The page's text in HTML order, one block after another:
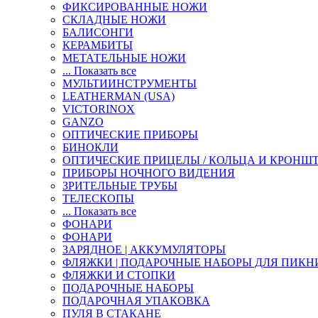
ФИКСИРОВАННЫЕ НОЖИ
СКЛАДНЫЕ НОЖИ
БАЛИСОНГИ
КЕРАМБИТЫ
МЕТАТЕЛЬНЫЕ НОЖИ
... Показать все
МУЛЬТИИНСТРУМЕНТЫ
LEATHERMAN (USA)
VICTORINOX
GANZO
ОПТИЧЕСКИЕ ПРИБОРЫ
БИНОКЛИ
ОПТИЧЕСКИЕ ПРИЦЕЛЫ / КОЛЬЦА И
ПРИБОРЫ НОЧНОГО ВИДЕНИЯ
ЗРИТЕЛЬНЫЕ ТРУБЫ
ТЕЛЕСКОПЫ
... Показать все
ФОНАРИ
ФОНАРИ
ЗАРЯДНОЕ | АККУМУЛЯТОРЫ
ФЛЯЖКИ | ПОДАРОЧНЫЕ НАБОРЫ ДЛЯ
ФЛЯЖКИ И СТОПКИ
ПОДАРОЧНЫЕ НАБОРЫ
ПОДАРОЧНАЯ УПАКОВКА
ПУЛЯ В СТАКАНЕ